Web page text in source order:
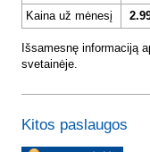
Kaina už mėnesį
Išsamesnę informaciją
svetainėje.
Kitos paslaugos